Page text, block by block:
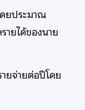
ยประมาณ
ายได้ของนาย
ยจ่ายต่อปีโดย